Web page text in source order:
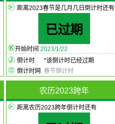
距离2023春节是几月几日倒计时还有
已过期
开始时间 2023/1/22
倒计时
*该倒计时已经过期
倒计时网 春节倒计时
农历2023跨年
距离农历2023跨年倒计时还有